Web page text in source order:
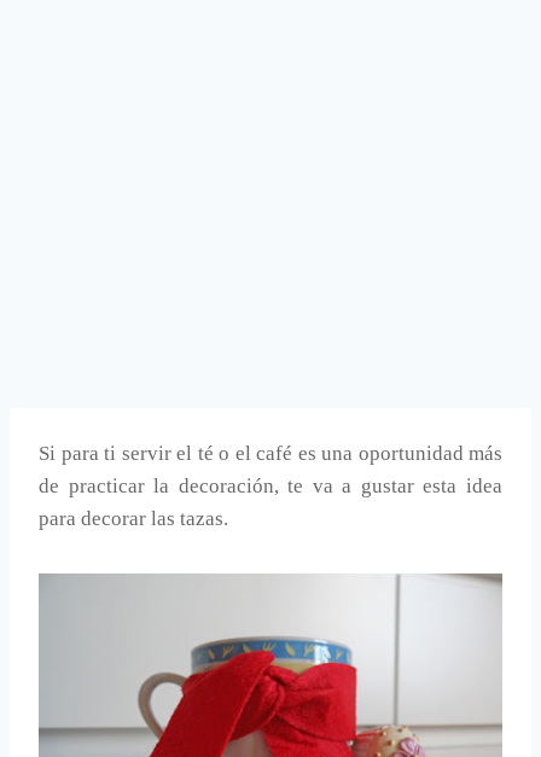
Si para ti servir el té o el café es una oportunidad más
de practicar la decoración, te va a gustar esta idea
para decorar las tazas.